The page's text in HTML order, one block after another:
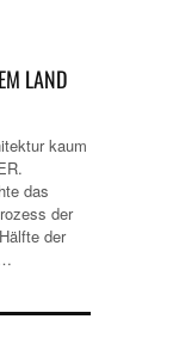
LAND
kaum
das
der
der